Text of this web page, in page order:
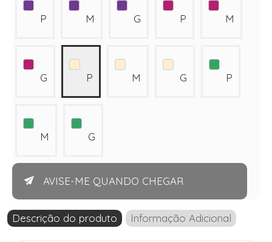
P M G P M
G P M G P
M G
AVISE-ME QUANDO CHEGAR
Descrição do produto Informação Adicional